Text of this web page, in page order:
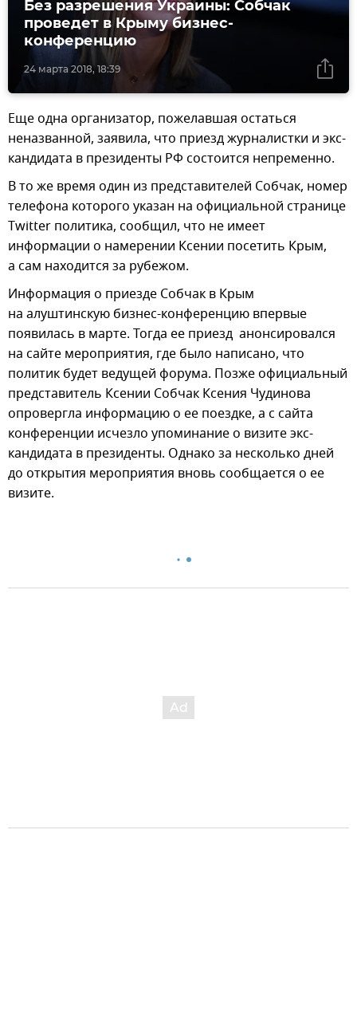
24 марта 2018, 18:39
Без разрешения Украины: Собчак
проведет в Крыму бизнес-
конференцию
Еще одна организатор, пожелавшая остаться
неназванной, заявила, что приезд журналистки и экс-
кандидата в президенты РФ состоится непременно.
В то же время один из представителей Собчак, номер
телефона которого указан на официальной странице
Тwitter политика, сообщил, что не имеет
информации о намерении Ксении посетить Крым,
а сам находится за рубежом.
Информация о приезде Собчак в Крым
на алуштинскую бизнес-конференцию впервые
появилась в марте. Тогда ее приезд анонсировался
на сайте мероприятия, где было написано, что
политик будет ведущей форума. Позже официальный
представитель Ксении Собчак Ксения Чудинова
опровергла информацию о ее поездке, а с сайта
конференции исчезло упоминание о визите экс-
кандидата в президенты. Однако за несколько дней
до открытия мероприятия вновь сообщается о ее
визите.